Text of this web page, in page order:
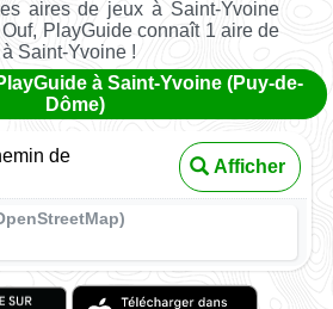
aires de jeux à Saint-Yvoine
PlayGuide connaît 1 aire de
Saint-Yvoine !
à Saint-Yvoine (Puy-de-
Dôme)
de
Afficher